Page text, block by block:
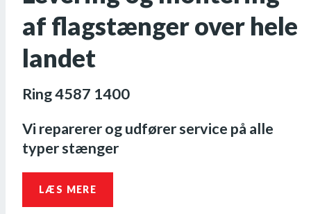
af flagstænger over hele
landet
Ring 4587 1400
Vi reparerer og udfører service på alle
typer stænger
LÆS MERE